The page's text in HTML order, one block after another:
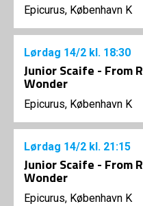
Epicurus, København K
Lørdag 14/2 kl. 18:30
Junior Scaife - From
Wonder
Epicurus, København K
Lørdag 14/2 kl. 21:15
Junior Scaife - From
Wonder
Epicurus, København K